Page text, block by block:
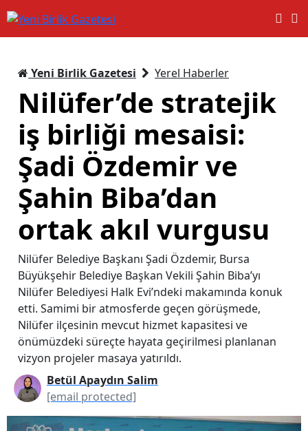
Yeni Birlik Gazetesi Yerel Haberler
Nilüfer’de stratejik
iş birliği mesaisi:
Şadi Özdemir ve
Şahin Biba’dan
ortak akıl vurgusu
Nilüfer Belediye Başkanı Şadi Özdemir, Bursa
Büyükşehir Belediye Başkan Vekili Şahin Biba’yı
Nilüfer Belediyesi Halk Evi’ndeki makamında konuk
etti. Samimi bir atmosferde geçen görüşmede,
Nilüfer ilçesinin mevcut hizmet kapasitesi ve
önümüzdeki süreçte hayata geçirilmesi planlanan
vizyon projeler masaya yatırıldı.
Betül Apaydın Salim
[email protected]